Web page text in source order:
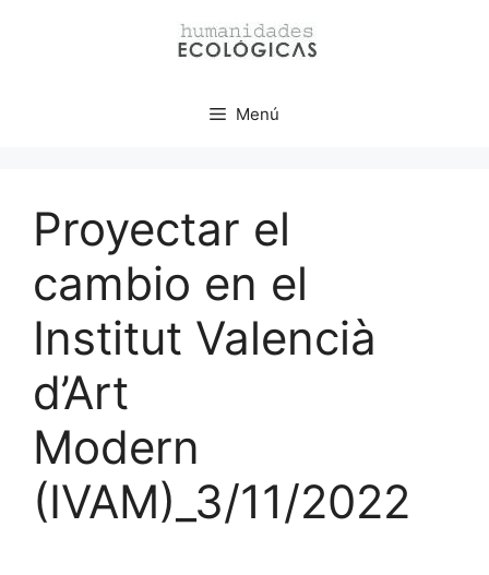
Menú
Proyectar el
cambio en el
Institut Valencià
d’Art
Modern
(IVAM)_3/11/2022